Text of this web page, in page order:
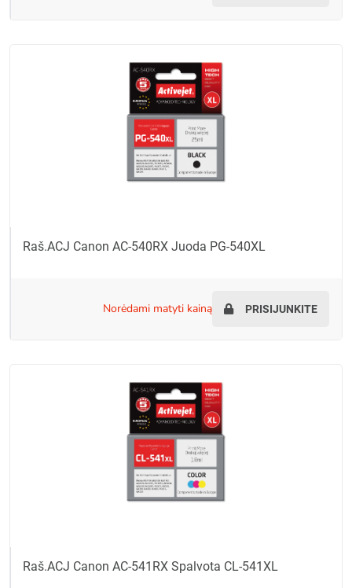
Raš.ACJ Canon AC-540RX Juoda PG-540XL
norėdami matyti kainą PRISIJUNKITE
Raš.ACJ Canon AC-541RX Spalvota CL-541XL